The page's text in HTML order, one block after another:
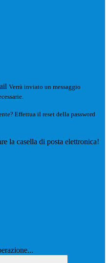
Verrà inviato un messaggio
Effettua il reset della password
la casella di posta elettronica!